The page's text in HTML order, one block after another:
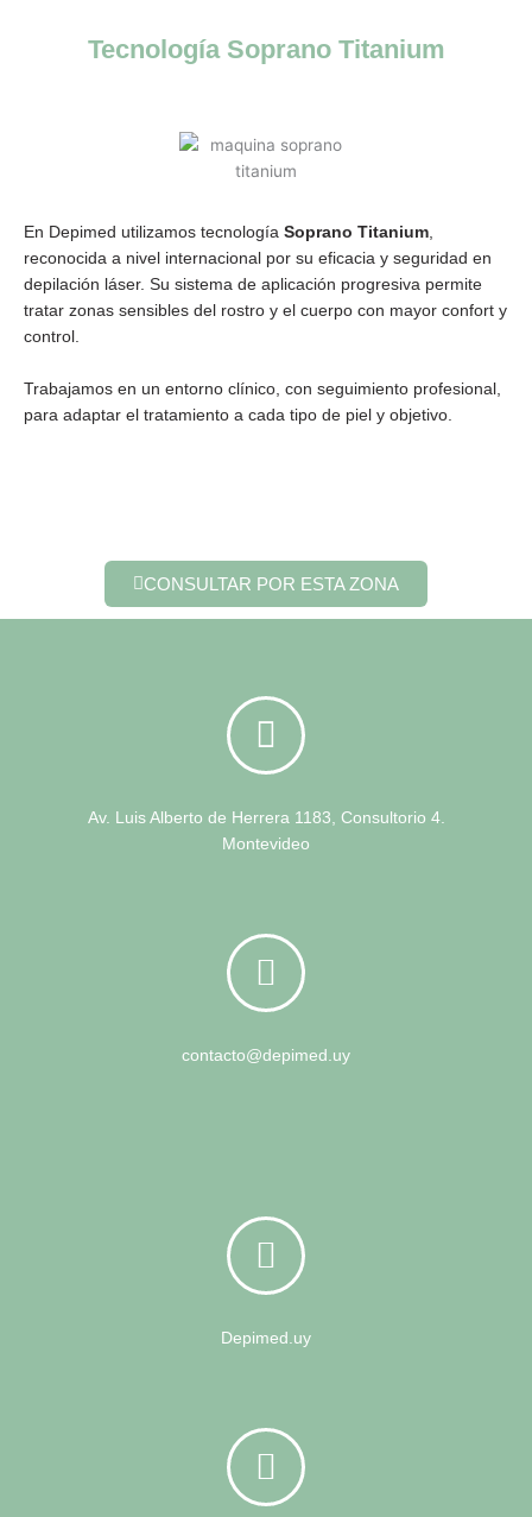
Tecnología Soprano Titanium​
En Depimed utilizamos tecnología Soprano Titanium,
reconocida a nivel internacional por su eficacia y seguridad en
depilación láser. Su sistema de aplicación progresiva permite
tratar zonas sensibles del rostro y el cuerpo con mayor confort y
control.
Trabajamos en un entorno clínico, con seguimiento profesional,
para adaptar el tratamiento a cada tipo de piel y objetivo.
CONSULTAR POR ESTA ZONA
Av. Luis Alberto de Herrera 1183, Consultorio 4.
Montevideo
contacto@depimed.uy
Depimed.uy